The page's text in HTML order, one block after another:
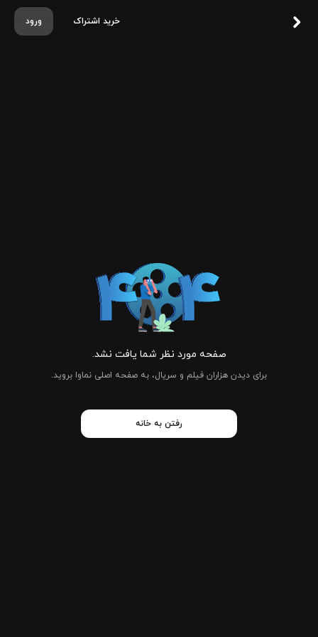
ورود خرید اشتراک
صفحه مورد نظر شما یافت نشد.
برای دیدن هزاران فیلم و سریال، به صفحه اصلی نماوا بروید.
رفتن به خانه